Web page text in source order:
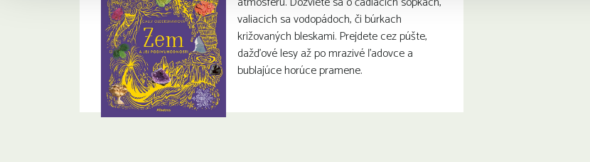
valiacich sa vodopádoch, či búrkach
križovaných bleskami. Prejdete cez púšte,
dažďové lesy až po mrazivé ľadovce a
bublajúce horúce pramene.